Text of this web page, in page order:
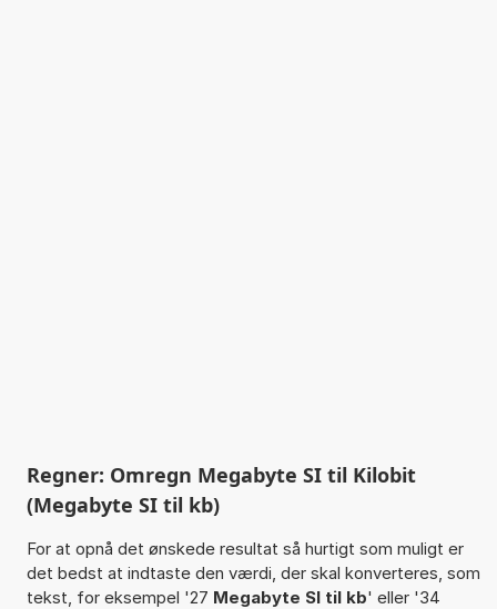
Regner: Omregn Megabyte SI til Kilobit
(Megabyte SI til kb)
For at opnå det ønskede resultat så hurtigt som muligt er
det bedst at indtaste den værdi, der skal konverteres, som
tekst, for eksempel '27 Megabyte SI til kb' eller '34